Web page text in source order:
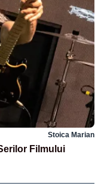
Stoica Marian
Filmului